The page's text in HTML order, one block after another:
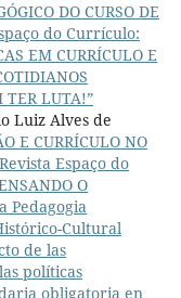
DO CURSO DE
do Currículo:
EM CURRÍCULO E
TER LUTA!”
Luiz Alves de
E CURRÍCULO NO
Revista Espaço do
O
Pedagogia
Cultural
de las
políticas
obligatoria en